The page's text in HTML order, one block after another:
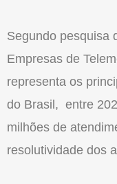
Segundo pesquisa
Empresas de
representa os
do Brasil, entre
milhões de
resolutividade dos